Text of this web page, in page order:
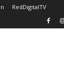
RedDigitalTV